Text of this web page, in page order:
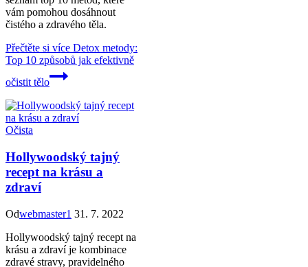
vám pomohou dosáhnout
čistého a zdravého těla.
Přečtěte si více Detox metody:
Top 10 způsobů jak efektivně
očistit tělo
Očista
Hollywoodský tajný
recept na krásu a
zdraví
Odwebmaster1 31. 7. 2022
Hollywoodský tajný recept na
krásu a zdraví je kombinace
zdravé stravy, pravidelného